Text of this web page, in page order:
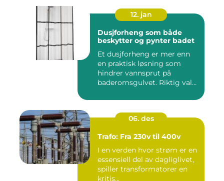
12. jan
Dusjforheng som både
beskytter og pynter badet
Et dusjforheng er mer enn
en praktisk løsning som
hindrer vannsprut på
baderomsgulvet. Riktig valg
06. des
Trafo: Fra 230v til 400v
I en verden hvor strøm er en
essensiell del av dagliglivet,
spiller transformatorer en
kritis...